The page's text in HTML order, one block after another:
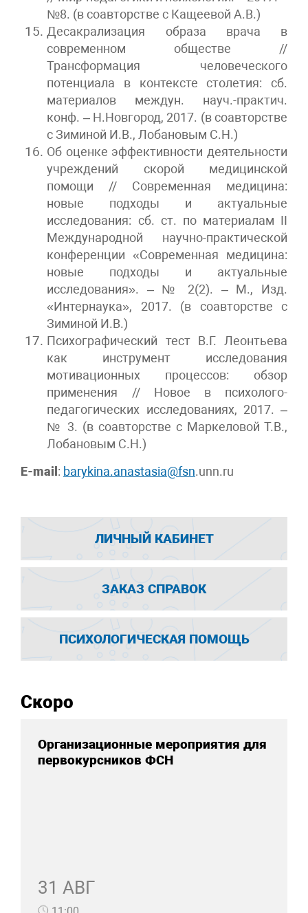
№8. (в соавторстве с Кащеевой А.В.)
Десакрализация образа врача в
современном обществе //
Трансформация человеческого
потенциала в контексте столетия: сб.
материалов междун. науч.-практич.
конф. – Н.Новгород, 2017. (в соавторстве
с Зиминой И.В., Лобановым С.Н.)
Об оценке эффективности деятельности
учреждений скорой медицинской
помощи // Современная медицина:
новые подходы и актуальные
исследования: сб. ст. по материалам II
Международной научно-практической
конференции «Современная медицина:
новые подходы и актуальные
исследования». – № 2(2). – М., Изд.
«Интернаука», 2017. (в соавторстве с
Зиминой И.В.)
Психографический тест В.Г. Леонтьева
как инструмент исследования
мотивационных процессов: обзор
применения // Новое в психолого-
педагогических исследованиях, 2017. –
№ 3. (в соавторстве с Маркеловой Т.В.,
Лобановым С.Н.)
E-mail : barykina.anastasia@fsn.unn.ru
ЛИЧНЫЙ КАБИНЕТ
ЗАКАЗ СПРАВОК
ПСИХОЛОГИЧЕСКАЯ ПОМОЩЬ
Скоро
Организационные мероприятия для
первокурсников ФСН
31 АВГ